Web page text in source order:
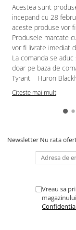
Books and Codex
Accesorii
Figurine
Star Wars figurine
Friday The 13th
Marvel Univers
One Piece
Dragon Ball
Accesorii Gundam
Acestea sunt
incepand cu 28
aceste produse vor
Produsele marcate
vor fi livrate imediat
La comanda se
doar pe baza de
Tyrant – Huron
Citeste mai mult
Newsletter Nu rata
Vreau sa